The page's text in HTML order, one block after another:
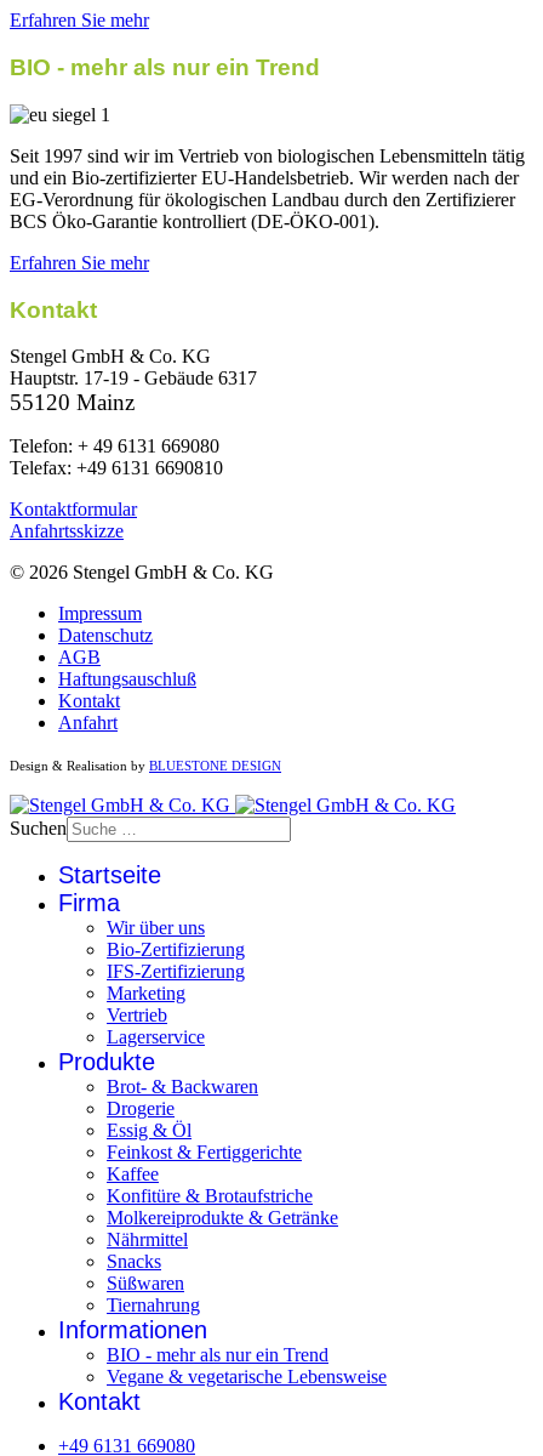
Erfahren Sie mehr
BIO - mehr als nur ein Trend
Seit 1997 sind wir im Vertrieb von biologischen Lebensmitteln tätig
und ein Bio-zertifizierter EU-Handelsbetrieb. Wir werden nach der
EG-Verordnung für ökologischen Landbau durch den Zertifizierer
BCS Öko-Garantie kontrolliert (DE-ÖKO-001).
Erfahren Sie mehr
Kontakt
Stengel GmbH & Co. KG
Hauptstr. 17-19 - Gebäude 6317
55120 Mainz
Telefon: + 49 6131 669080
Telefax: +49 6131 6690810
Kontaktformular
Anfahrtsskizze
© 2026 Stengel GmbH & Co. KG
Impressum
Datenschutz
AGB
Haftungsauschluß
Kontakt
Anfahrt
Design & Realisation by BLUESTONE DESIGN
Suchen
Startseite
Firma
Wir über uns
Bio-Zertifizierung
IFS-Zertifizierung
Marketing
Vertrieb
Lagerservice
Produkte
Brot- & Backwaren
Drogerie
Essig & Öl
Feinkost & Fertiggerichte
Kaffee
Konfitüre & Brotaufstriche
Molkereiprodukte & Getränke
Nährmittel
Snacks
Süßwaren
Tiernahrung
Informationen
BIO - mehr als nur ein Trend
Vegane & vegetarische Lebensweise
Kontakt
+49 6131 669080